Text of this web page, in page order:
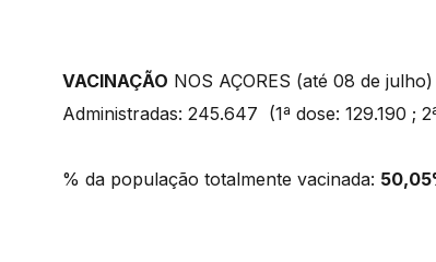
VACINAÇÃO NOS AÇORES (até 08 de julho)
Administradas: 245.647 (1ª dose: 129.190 ;
% da população totalmente vacinada: